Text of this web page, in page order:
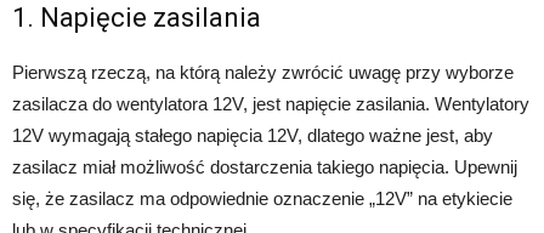
1. Napięcie zasilania
Pierwszą rzeczą, na którą należy zwrócić uwagę przy wyborze
zasilacza do wentylatora 12V, jest napięcie zasilania. Wentylatory
12V wymagają stałego napięcia 12V, dlatego ważne jest, aby
zasilacz miał możliwość dostarczenia takiego napięcia. Upewnij
się, że zasilacz ma odpowiednie oznaczenie „12V” na etykiecie